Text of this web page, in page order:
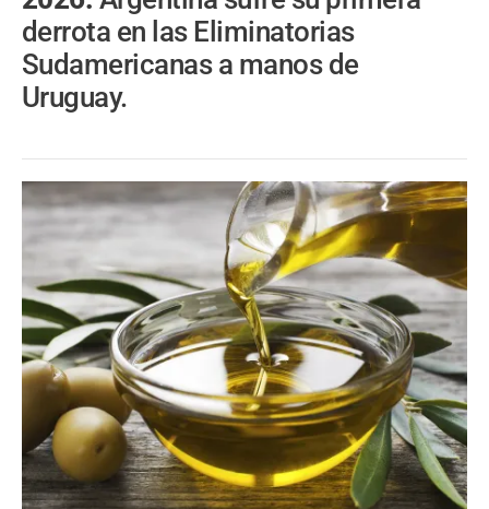
derrota en las Eliminatorias
Sudamericanas a manos de
Uruguay.